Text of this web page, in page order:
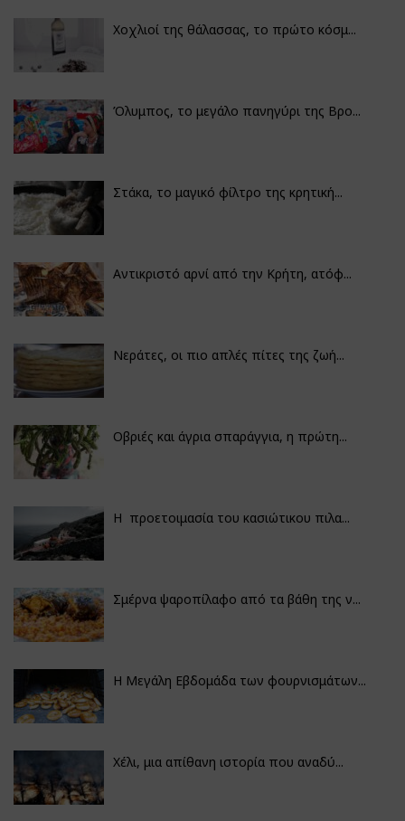
Χοχλιοί της θάλασσας, το πρώτο κόσμ...
Όλυμπος, το μεγάλο πανηγύρι της Βρο...
Στάκα, το μαγικό φίλτρο της κρητική...
Αντικριστό αρνί από την Κρήτη, ατόφ...
Νεράτες, οι πιο απλές πίτες της ζωή...
Οβριές και άγρια σπαράγγια, η πρώτη...
Η προετοιμασία του κασιώτικου πιλα...
Σμέρνα ψαροπίλαφο από τα βάθη της ν...
Η Μεγάλη Εβδομάδα των φουρνισμάτων...
Χέλι, μια απίθανη ιστορία που αναδύ...